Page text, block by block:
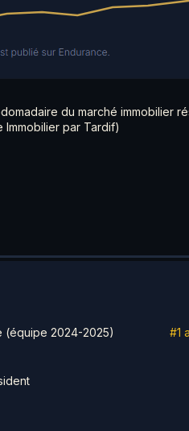
du marché immobilier
Immobilier par Tardif)
(équipe 2024-2025) #1